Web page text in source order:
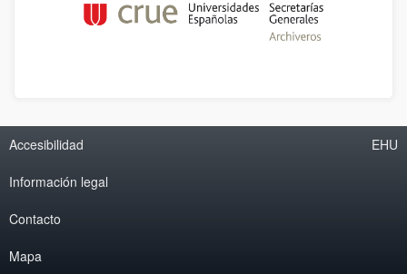
Accesibilidad
Información legal
Contacto
Mapa
EHU